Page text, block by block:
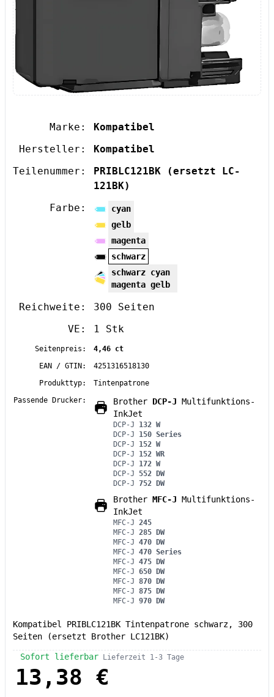
Marke:
Kompatibel
Hersteller:
Kompatibel
Teilenummer:
PRIBLC121BK
(ersetzt LC-
121BK)
Farbe:
cyan
gelb
magenta
schwarz
schwarz cyan
magenta gelb
Reichweite:
300 Seiten
VE:
1 Stk
Seitenpreis:
4,46 ct
EAN / GTIN:
4251316518130
Produkttyp:
Tintenpatrone
Passende Drucker:
Brother DCP-J Multifunktions-
InkJet
DCP-J 132 W
DCP-J 150 Series
DCP-J 152 W
DCP-J 152 WR
DCP-J 172 W
DCP-J 552 DW
DCP-J 752 DW
Brother MFC-J Multifunktions-
InkJet
MFC-J 245
MFC-J 285 DW
MFC-J 470 DW
MFC-J 470 Series
MFC-J 475 DW
MFC-J 650 DW
MFC-J 870 DW
MFC-J 875 DW
MFC-J 970 DW
Kompatibel PRIBLC121BK Tintenpatrone schwarz, 300
Seiten (ersetzt Brother LC121BK)
Sofort lieferbar Lieferzeit 1-3 Tage
13,38 €